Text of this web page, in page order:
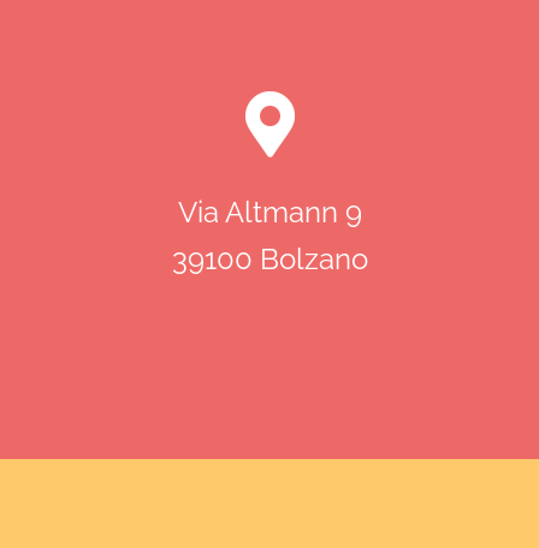
Via Altmann 9
39100 Bolzano